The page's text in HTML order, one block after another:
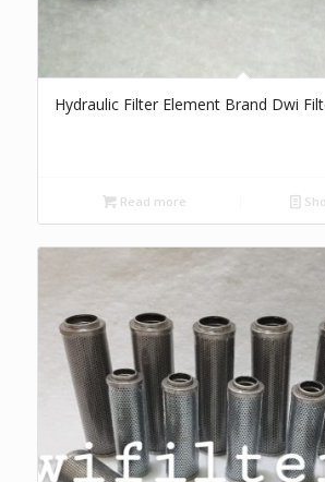
Hydraulic Filter Element Brand Dwi
Read more